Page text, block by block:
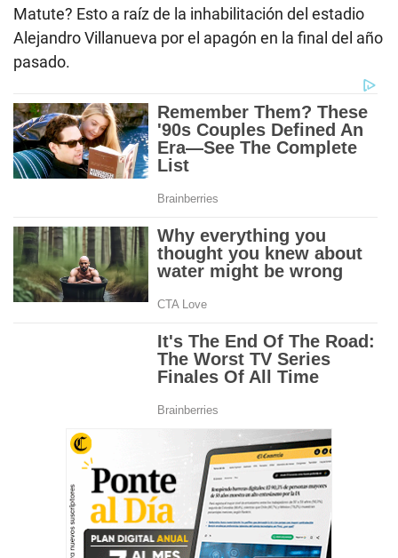
Matute? Esto a raíz de la inhabilitación del estadio
Alejandro Villanueva por el apagón en la final del año
pasado.